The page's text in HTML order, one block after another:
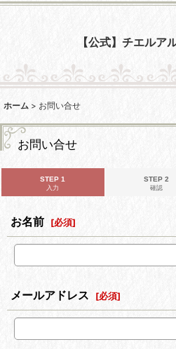
【公式】チエルア
ホーム > お問い合せ
お問い合せ
STEP 1
入力
STEP 2
確認
お名前 [必須]
メールアドレス [必須]